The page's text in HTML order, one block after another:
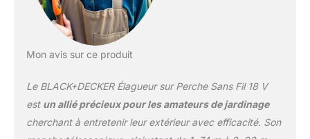
POWERCONNECT
Petit-Electroménager
ERGONOMIQUE : Cet
élagueur est doté dâ€un
Mon avis sur ce produit
Le BLACK+DECKER Élagueur sur Perche Sans Fil 18 V
est un allié précieux pour les amateurs de jardinage
cherchant à entretenir leur extérieur avec efficacité. Son